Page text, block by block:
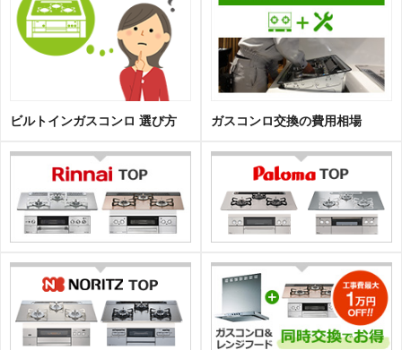
ビルトインガスコンロ 選び方 ガスコンロ交換の費用相場